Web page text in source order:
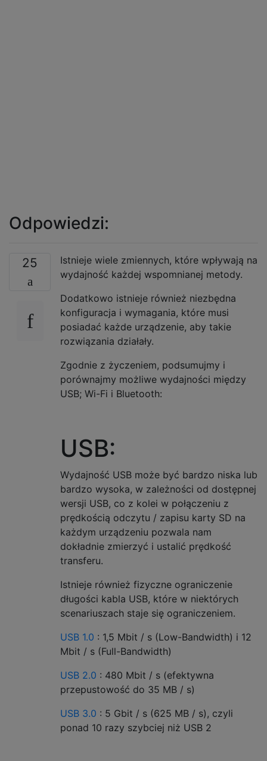
Odpowiedzi:
25
Istnieje wiele zmiennych, które wpływają na
wydajność każdej wspomnianej metody.
Dodatkowo istnieje również niezbędna
konfiguracja i wymagania, które musi
posiadać każde urządzenie, aby takie
rozwiązania działały.
Zgodnie z życzeniem, podsumujmy i
porównajmy możliwe wydajności między
USB; Wi-Fi i Bluetooth:
USB:
Wydajność USB może być bardzo niska lub
bardzo wysoka, w zależności od dostępnej
wersji USB, co z kolei w połączeniu z
prędkością odczytu / zapisu karty SD na
każdym urządzeniu pozwala nam
dokładnie zmierzyć i ustalić prędkość
transferu.
Istnieje również fizyczne ograniczenie
długości kabla USB, które w niektórych
scenariuszach staje się ograniczeniem.
USB 1.0 : 1,5 Mbit / s (Low-Bandwidth) i 12
Mbit / s (Full-Bandwidth)
USB 2.0 : 480 Mbit / s (efektywna
przepustowość do 35 MB / s)
USB 3.0 : 5 Gbit / s (625 MB / s), czyli
ponad 10 razy szybciej niż USB 2